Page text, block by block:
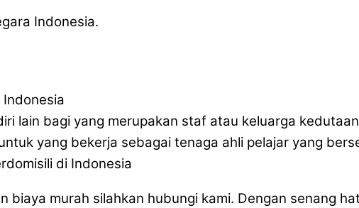
Indonesia.
lain bagi yang merupakan staf atau keluarga kedutaan
yang bekerja sebagai tenaga ahli pelajar yang
di Indonesia
murah silahkan hubungi kami. Dengan senang